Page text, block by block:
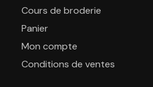
Cours de broderie
Panier
Mon compte
Conditions de ventes